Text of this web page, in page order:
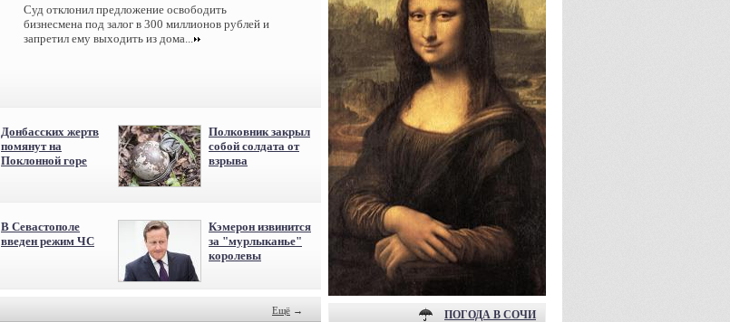
Суд отклонил предложение освободить
бизнесмена под залог в 300 миллионов рублей и
запретил ему выходить из дома...
Донбасских жертв
помянут на
Поклонной горе
Полковник закрыл
собой солдата от
взрыва
В Севастополе
введен режим ЧС
Кэмерон извинится
за "мурлыканье"
королевы
Ещё → ПОГОДА В СОЧИ